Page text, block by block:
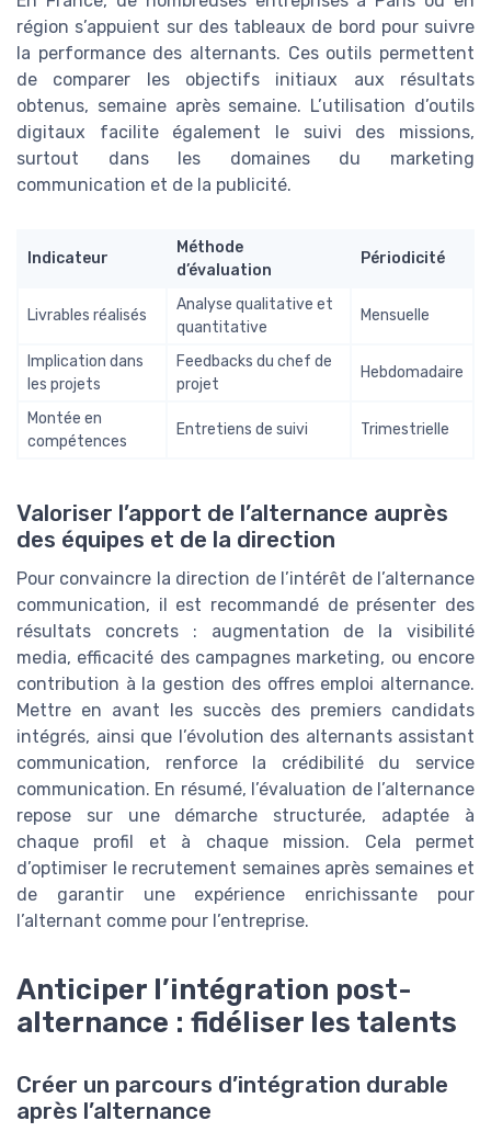
région s’appuient sur des tableaux de bord pour suivre
la performance des alternants. Ces outils permettent
de comparer les objectifs initiaux aux résultats
obtenus, semaine après semaine. L’utilisation d’outils
digitaux facilite également le suivi des missions,
surtout dans les domaines du marketing
communication et de la publicité.
Indicateur
Méthode
d’évaluation
Périodicité
Livrables réalisés
Analyse qualitative et
quantitative
Mensuelle
Implication dans
les projets
Feedbacks du chef de
projet
Hebdomadaire
Montée en
compétences
Entretiens de suivi Trimestrielle
Valoriser l’apport de l’alternance auprès
des équipes et de la direction
Pour convaincre la direction de l’intérêt de l’alternance
communication, il est recommandé de présenter des
résultats concrets : augmentation de la visibilité
media, efficacité des campagnes marketing, ou encore
contribution à la gestion des offres emploi alternance.
Mettre en avant les succès des premiers candidats
intégrés, ainsi que l’évolution des alternants assistant
communication, renforce la crédibilité du service
communication. En résumé, l’évaluation de l’alternance
repose sur une démarche structurée, adaptée à
chaque profil et à chaque mission. Cela permet
d’optimiser le recrutement semaines après semaines et
de garantir une expérience enrichissante pour
l’alternant comme pour l’entreprise.
Anticiper l’intégration post-
alternance : fidéliser les talents
Créer un parcours d’intégration durable
après l’alternance